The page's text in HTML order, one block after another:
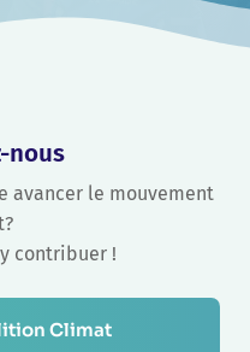
nous
avancer le mouvement
contribuer !
Climat